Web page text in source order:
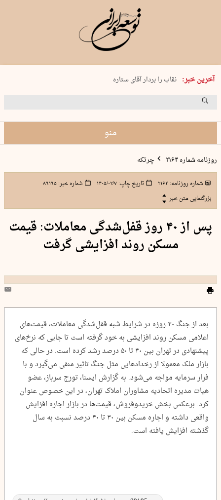
آخرین خبر:
پنجشنبه 15 مرداد 1405 شماره 2243
نقاب را بردار آقای ستاره
کدام فوتبال؟
منو
روزنامه شماره ۲۱۶۴ چرتکه
شماره روزنامه:۲۱۶۴ تاریخ چاپ:۱۴۰۵/۰۲/۷ شماره خبر:۸۹۱۹۵
بزرگنمایی متن خبر
پس از ۴۰ روز قفل‌شدگی معاملات: قیمت‌
مسکن روند افزایشی گرفت
بعد از جنگ ۴۰ روزه در شرایط شبه قفل‌شدگی معاملات، قیمت‌های
اعلامی مسکن روند افزایشی به خود گرفته است تا جایی که نرخ‌های
پیشنهادی در تهران بین ۴۰ تا ۵۰ درصد رشد کرده است. در حالی که
بازار ملک معمولا از رخدادهایی مثل جنگ تاثیر منفی می‌گیرد و با
فرار سرمایه مواجه می‌شود. به گزارش ایسنا، تورج سرباز، عضو
هیات مدیره اتحادیه مشاوران املاک تهران، در این خصوص عنوان
کرد: برعکس بخش خریدوفروش، قیمت‌ها در بازار اجاره افزایش
واقعی داشته و اجاره مسکن بین ۳۰ تا ۴۰ درصد نسبت به سال
گذشته افزایش یافته است.